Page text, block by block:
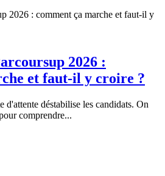
2026 :
et faut-il y croire ?
déstabilise les candidats. On
comprendre...